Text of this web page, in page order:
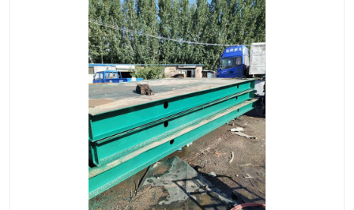
废纸打包机
食品烘干机
装载机电子秤 输送机
半自动输送机 全自动输送机
食品螺旋塔
木材撕碎机